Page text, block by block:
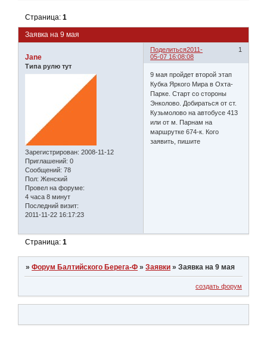
Заявка на 9 мая
Страница:1
Поделиться 1
2011-
05-07 16:08:08
Jane
Типа рулю тут
Зарегистрирован: 2008-11-12
Приглашений: 0
Сообщений: 78
Пол: Женский
Провел на форуме:
4 часа 8 минут
Последний визит:
2011-11-22 16:17:23
9 мая пройдет второй этап
Кубка Яркого Мира в Охта-
Парке. Старт со стороны
Энколово. Добираться от ст.
Кузьмолово на автобусе 413
или от м. Парнам на
маршрутке 674-к. Кого
заявить, пишите
Страница:1
»Форум Балтийского Берега-Ф »Заявки »Заявка на 9 мая
создать форум